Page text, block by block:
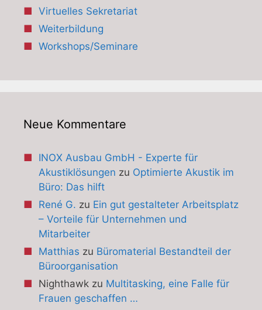
Virtuelles Sekretariat
Weiterbildung
Workshops/Seminare
Neue Kommentare
INOX Ausbau GmbH - Experte für
Akustiklösungen zu Optimierte Akustik im
Büro: Das hilft
René G. zu Ein gut gestalteter Arbeitsplatz
– Vorteile für Unternehmen und
Mitarbeiter
Matthias zu Büromaterial Bestandteil der
Büroorganisation
Nighthawkzu Multitasking, eine Falle für
Frauen geschaffen …